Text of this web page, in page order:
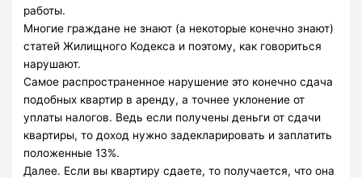
работы.
Многие граждане не знают (а некоторые конечно знают)
статей Жилищного Кодекса и поэтому, как говориться
нарушают.
Самое распространенное нарушение это конечно сдача
подобных квартир в аренду, а точнее уклонение от
уплаты налогов. Ведь если получены деньги от сдачи
квартиры, то доход нужно задекларировать и заплатить
положенные 13%.
Далее. Если вы квартиру сдаете, то получается, что она